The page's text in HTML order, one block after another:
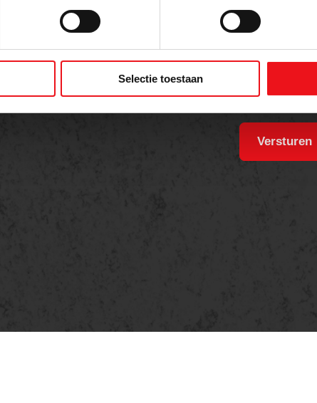
Selectie toestaan
Versturen